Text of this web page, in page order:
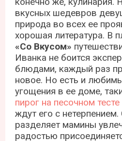
вкусных шедевров
природа во всех ее
хорошая литература. В
«Со Вкусом»
Иванка не боится
блюдами, каждый раз
новое. Но есть и
угощения в ее доме,
пирог на песочном тесте
ждут его с
разделяет мамины
радостью